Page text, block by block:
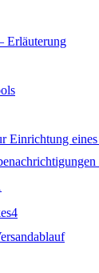
Erläuterung
Einrichtung
4